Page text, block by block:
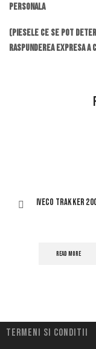
personala
(piesele ce se pot
raspunderea expresa a
IVECO TRAKKER
READ MORE
Termeni si conditii